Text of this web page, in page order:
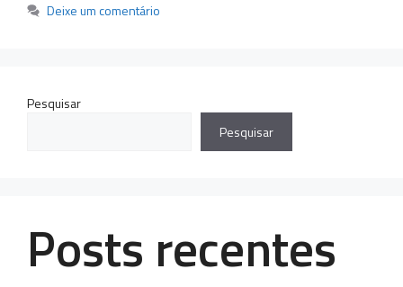
Deixe um comentário
Pesquisar
Pesquisar
Posts recentes